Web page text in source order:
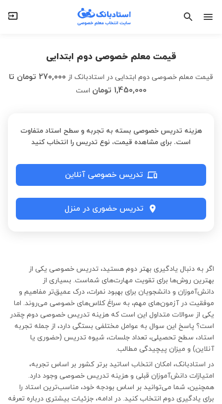
قیمت معلم خصوصی دوم ابتدایی
قیمت معلم خصوصی دوم ابتدایی در استادبانک از 270,000 تومان تا
1,450,000 تومان است
هزینه تدریس خصوصی بسته به تجربه و سطح استاد متفاوت
است. برای مشاهده قیمت، نوع تدریس را انتخاب کنید
تدریس خصوصی آنلاین
تدریس حضوری در منزل
اگر به دنبال یادگیری بهتر دوم هستید، تدریس خصوصی یکی از
بهترین روش‌ها برای تقویت مهارت‌های شماست. بسیاری از
دانش‌آموزان و دانشجویان برای بهبود نمرات، درک عمیق‌تر مفاهیم و
موفقیت در آزمون‌های مهم، به سراغ کلاس‌های خصوصی می‌روند. اما
یکی از سوالات متداول این است که هزینه تدریس خصوصی دوم چقدر
است؟ پاسخ این سوال به عوامل مختلفی بستگی دارد، از جمله تجربه
استاد، سطح تحصیلی، تعداد جلسات، شیوه تدریس (حضوری یا
آنلاین) و میزان پیچیدگی مطالب.
در استادبانک، امکان انتخاب اساتید برتر کشور بر اساس تجربه،
امتیازات دانش‌آموزان قبلی و هزینه تدریس خصوصی وجود دارد.
همچنین، شما می‌توانید بر اساس بودجه خود، مناسب‌ترین استاد را
برای یادگیری دوم انتخاب کنید. در ادامه، جزئیات بیشتری درباره تعرفه